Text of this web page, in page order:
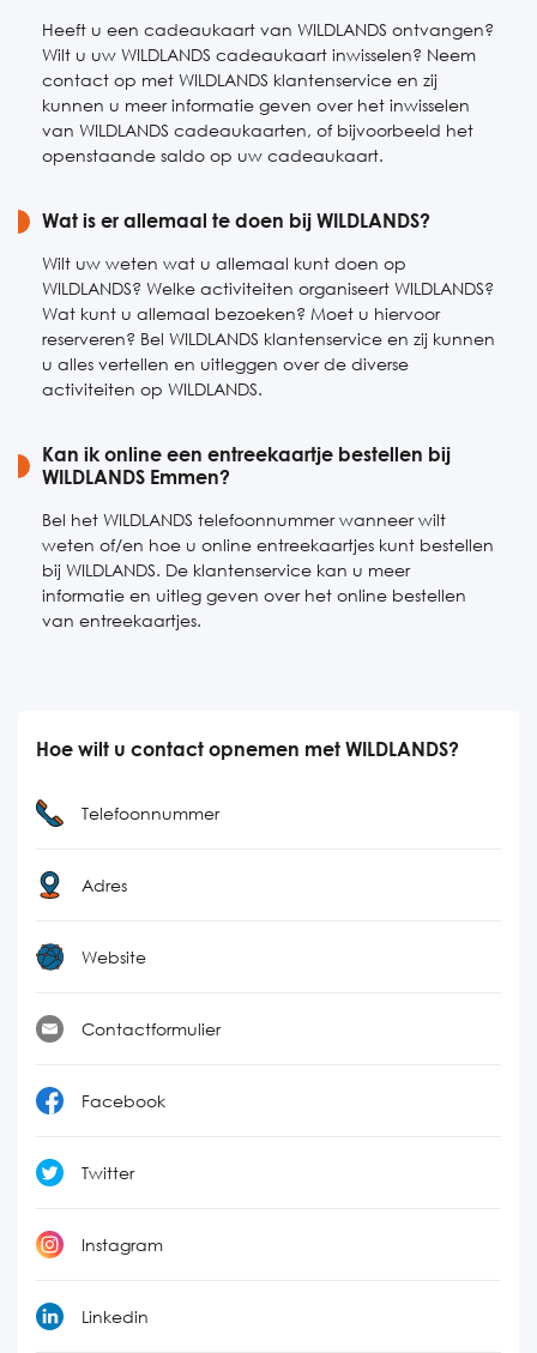
Heeft u een cadeaukaart van WILDLANDS ontvangen?
Wilt u uw WILDLANDS cadeaukaart inwisselen? Neem
contact op met WILDLANDS klantenservice en zij
kunnen u meer informatie geven over het inwisselen
van WILDLANDS cadeaukaarten, of bijvoorbeeld het
openstaande saldo op uw cadeaukaart.
Wat is er allemaal te doen bij WILDLANDS?
Wilt uw weten wat u allemaal kunt doen op
WILDLANDS? Welke activiteiten organiseert WILDLANDS?
Wat kunt u allemaal bezoeken? Moet u hiervoor
reserveren? Bel WILDLANDS klantenservice en zij kunnen
u alles vertellen en uitleggen over de diverse
activiteiten op WILDLANDS.
Kan ik online een entreekaartje bestellen bij
WILDLANDS Emmen?
Bel het WILDLANDS telefoonnummer wanneer wilt
weten of/en hoe u online entreekaartjes kunt bestellen
bij WILDLANDS. De klantenservice kan u meer
informatie en uitleg geven over het online bestellen
van entreekaartjes.
Hoe wilt u contact opnemen met WILDLANDS?
Telefoonnummer
Adres
Website
Contactformulier
Facebook
Twitter
Instagram
Linkedin